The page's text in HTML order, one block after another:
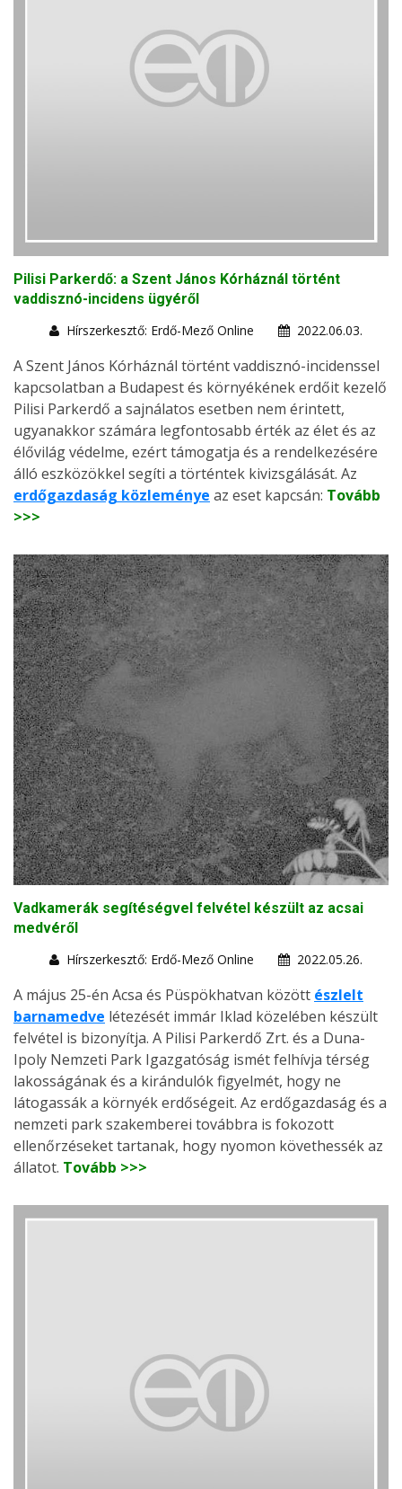
Pilisi Parkerdő: a Szent János Kórháznál történt
vaddisznó-incidens ügyéről
Hírszerkesztő: Erdő-Mező Online
2022.06.03.
A Szent János Kórháznál történt vaddisznó-incidenssel
kapcsolatban a Budapest és környékének erdőit kezelő
Pilisi Parkerdő a sajnálatos esetben nem érintett,
ugyanakkor számára legfontosabb érték az élet és az
élővilág védelme, ezért támogatja és a rendelkezésére
álló eszközökkel segíti a történtek kivizsgálását. Az
erdőgazdaság közleménye az eset kapcsán: Tovább
>>>
Vadkamerák segítéségvel felvétel készült az acsai
medvéről
Hírszerkesztő: Erdő-Mező Online
2022.05.26.
A május 25-én Acsa és Püspökhatvan között észlelt
barnamedve létezését immár Iklad közelében készült
felvétel is bizonyítja. A Pilisi Parkerdő Zrt. és a Duna-
Ipoly Nemzeti Park Igazgatóság ismét felhívja térség
lakosságának és a kirándulók figyelmét, hogy ne
látogassák a környék erdőségeit. Az erdőgazdaság és a
nemzeti park szakemberei továbbra is fokozott
ellenőrzéseket tartanak, hogy nyomon követhessék az
állatot. Tovább >>>